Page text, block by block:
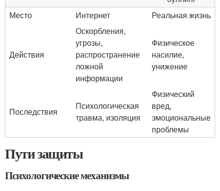
Место
Интернет Реальная жизнь
Действия
Оскорбления,
угрозы,
распространение
ложной
информации
Физическое
насилие,
унижение
Последствия
Психологическая
травма, изоляция
Физический
вред,
эмоциональные
проблемы
Пути защиты
Психологические механизмы